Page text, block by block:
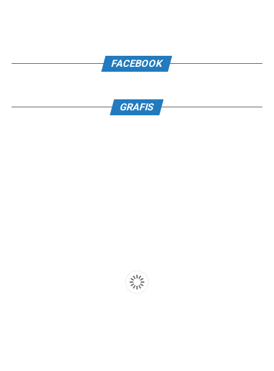
FACEBOOK
GRAFIS